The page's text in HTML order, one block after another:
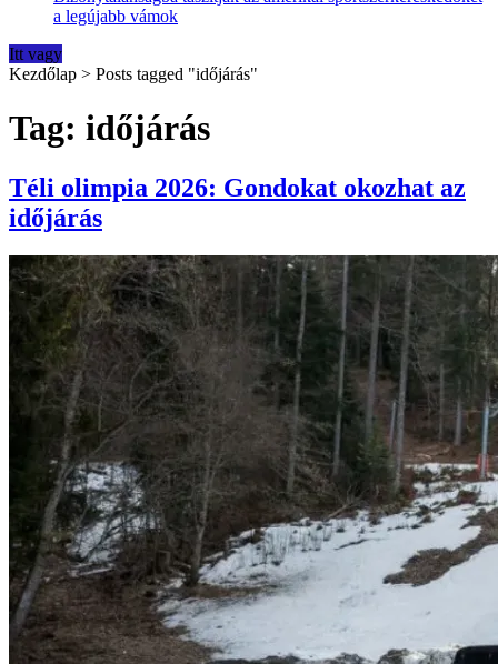
a legújabb vámok
Itt vagy
Kezdőlap > Posts tagged "időjárás"
Tag: időjárás
Téli olimpia 2026: Gondokat okozhat az
időjárás